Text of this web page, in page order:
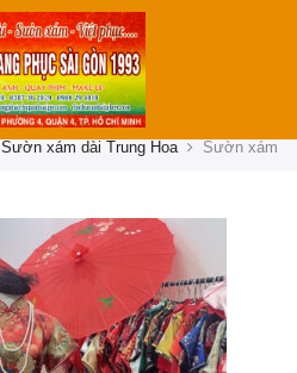
Sườn xám dài Trung Hoa
Sườn xám